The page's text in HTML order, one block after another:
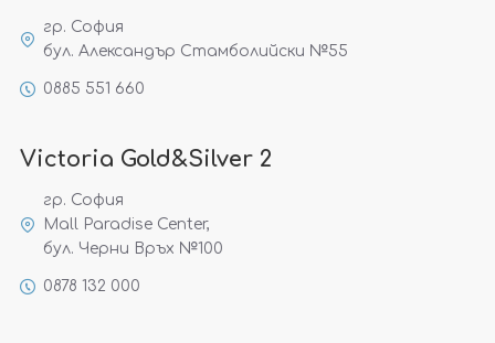
гр. София
бул. Александър Стамболийски №55
0885 551 660
Victoria Gold&Silver 2
гр. София
Mall Paradise Center,
бул. Черни Връх №100
0878 132 000